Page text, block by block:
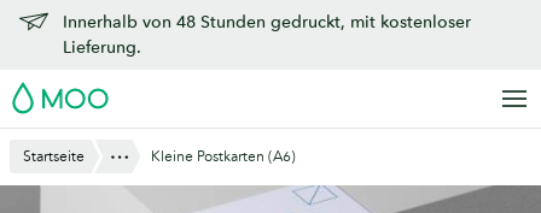
Zu
Hauptinhalt
Innerhalb von 48 Stunden gedruckt, mit kostenloser
Lieferung.
MOO
Startseite Anzeigen
Kleine Postkarten (A6)